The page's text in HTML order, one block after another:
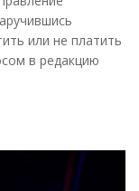
или не платить
в редакцию